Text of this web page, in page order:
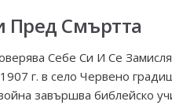
Пред Смъртта
Себе Си И Се
г. в село Червено
завършва библейско